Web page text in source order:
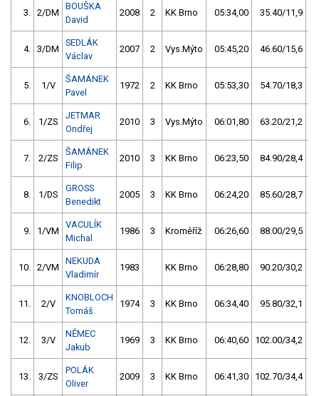
3. 2/DM
BOUŠKA
David
2008 2 KK Brno 05:34,00 35.40/11,9
4. 3/DM
SEDLÁK
Václav
2007 2 Vys.Mýto 05:45,20 46.60/15,6
5. 1/V
ŠAMÁNEK
Pavel
1972 2 KK Brno 05:53,30 54.70/18,3
6. 1/ZS
JETMAR
Ondřej
2010 3 Vys.Mýto 06:01,80 63.20/21,2
7. 2/ZS
ŠAMÁNEK
Filip
2010 3 KK Brno 06:23,50 84.90/28,4
8. 1/DS
GROSS
Benedikt
2005 3 KK Brno 06:24,20 85.60/28,7
9. 1/VM
VACULÍK
Michal
1986 3 Kroměříž 06:26,60 88.00/29,5
10. 2/VM
NEKUDA
Vladimír
1983 KK Brno 06:28,80 90.20/30,2
11. 2/V
KNOBLOCH
Tomáš
1974 3 KK Brno 06:34,40 95.80/32,1
12. 3/V
NĚMEC
Jakub
1969 3 KK Brno 06:40,60 102.00/34,2
13. 3/ZS
POLÁK
Oliver
2009 3 KK Brno 06:41,30 102.70/34,4